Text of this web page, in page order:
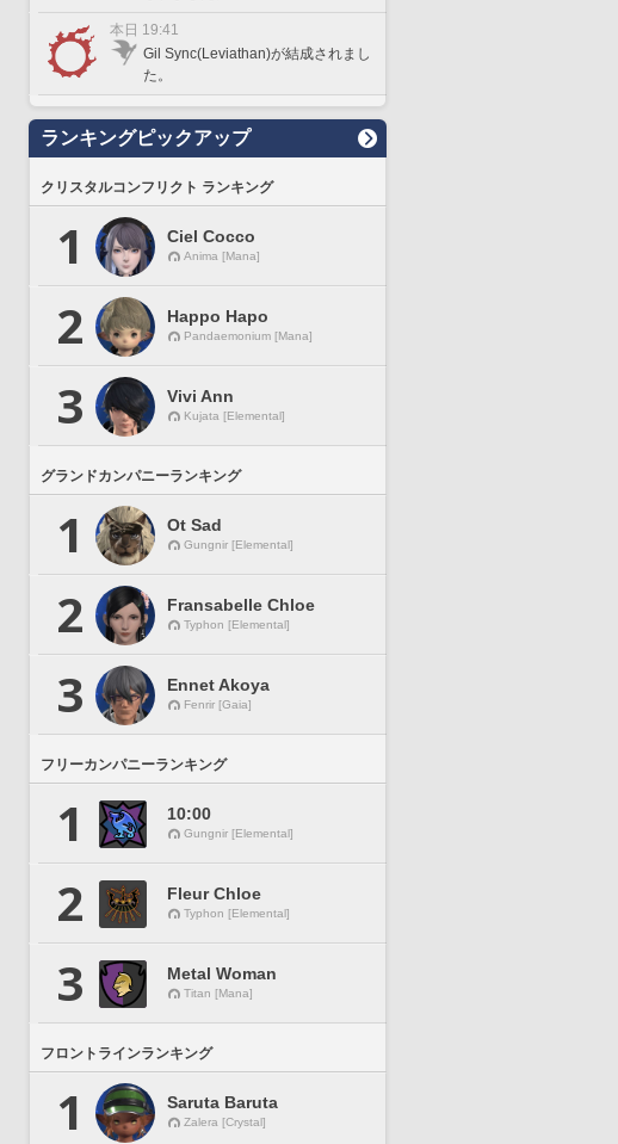
本日 19:41
Gil Sync(Leviathan)が結成されまし
た。
ランキングピックアップ
クリスタルコンフリクト ランキング
1 Ciel Cocco
Anima [Mana]
2 Happo Hapo
Pandaemonium [Mana]
3 Vivi Ann
Kujata [Elemental]
グランドカンパニーランキング
1 Ot Sad
Gungnir [Elemental]
2 Fransabelle Chloe
Typhon [Elemental]
3 Ennet Akoya
Fenrir [Gaia]
フリーカンパニーランキング
1 10:00
Gungnir [Elemental]
2 Fleur Chloe
Typhon [Elemental]
3 Metal Woman
Titan [Mana]
フロントラインランキング
1 Saruta Baruta
Zalera [Crystal]